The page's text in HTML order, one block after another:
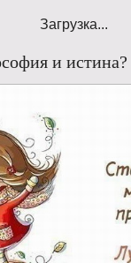
Загрузка...
и истина?